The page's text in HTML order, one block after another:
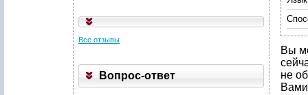
Все отзывы
Вопрос-ответ
Вы
не